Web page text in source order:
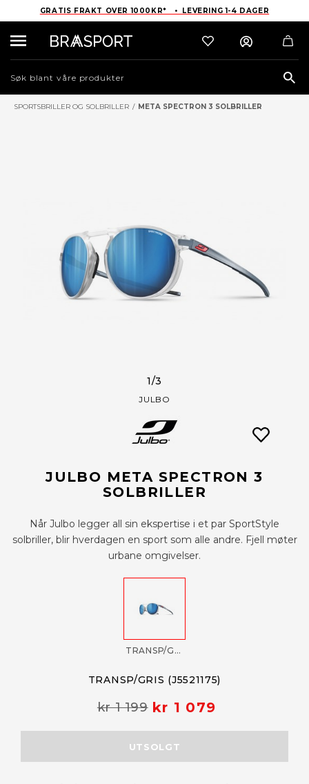
GRATIS FRAKT OVER 1000KR* • LEVERING 1-4 DAGER
SPORTSBRILLER OG SOLBRILLER / META SPECTRON 3 SOLBRILLER
1/3
JULBO
JULBO META SPECTRON 3
SOLBRILLER
Når Julbo legger all sin ekspertise i et par SportStyle
solbriller, blir hverdagen en sport som alle andre. Fjell møter
urbane omgivelser.
TRANSP/GRIS (J5521175)
TRANSP/GRIS (J5521175)
kr 1 199 kr 1 079
UTSOLGT